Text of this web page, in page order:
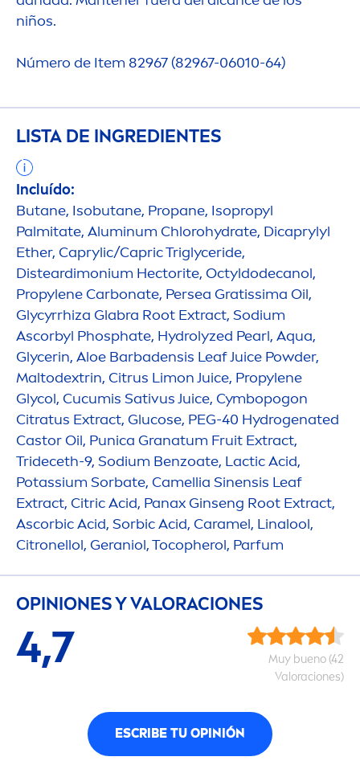
niños.
Número de Item 82967 (82967-06010-64)
LISTA DE INGREDIENTES
Incluído:
Butane, Isobutane, Propane, Isopropyl
Palmitate, Aluminum Chlorohydrate, Dicaprylyl
Ether, Caprylic/Capric Triglyceride,
Disteardimonium Hectorite, Octyldodecanol,
Propylene Carbonate, Persea Gratissima Oil,
Glycyrrhiza Glabra Root Extract, Sodium
Ascorbyl Phosphate, Hydrolyzed Pearl, Aqua,
Glycerin, Aloe Barbadensis Leaf Juice Powder,
Maltodextrin, Citrus Limon Juice, Propylene
Glycol, Cucumis Sativus Juice, Cymbopogon
Citratus Extract, Glucose, PEG-40 Hydrogenated
Castor Oil, Punica Granatum Fruit Extract,
Trideceth-9, Sodium Benzoate, Lactic Acid,
Potassium Sorbate, Camellia Sinensis Leaf
Extract, Citric Acid, Panax Ginseng Root Extract,
Ascorbic Acid, Sorbic Acid, Caramel, Linalool,
Citronellol, Geraniol, Tocopherol, Parfum
OPINIONES Y VALORACIONES
4,7
Muy bueno (42
Valoraciones)
ESCRIBE TU OPINIÓN